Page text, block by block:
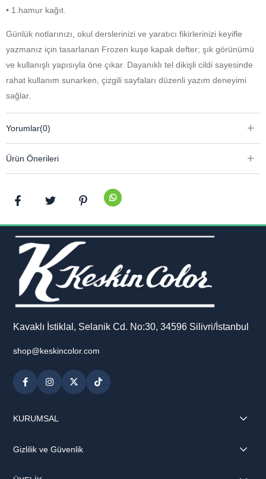
• 1.hamur kağıt.
Günlük notlarınızı, okul derslerinizi ve yaratıcı fikirlerinizi keyifle
yazmanız için tasarlanan Frozen kuşe kapak defter; şık görünümü
ve kullanışlı yapısıyla öne çıkar. Dayanıklı tel dikişli cildi sayesinde
rahat kullanım sunarken, çizgili sayfaları düzenli yazım deneyimi
sağlar.
Yorumlar(0)
Ürün Önerileri
Kavaklı İstiklal, Selanik Cd. No:30, 34596 Silivri/İstanbul
shop@keskincolor.com
KURUMSAL
Gizlilik ve Güvenlik